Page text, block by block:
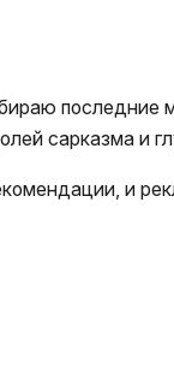
последние
сарказма и
и